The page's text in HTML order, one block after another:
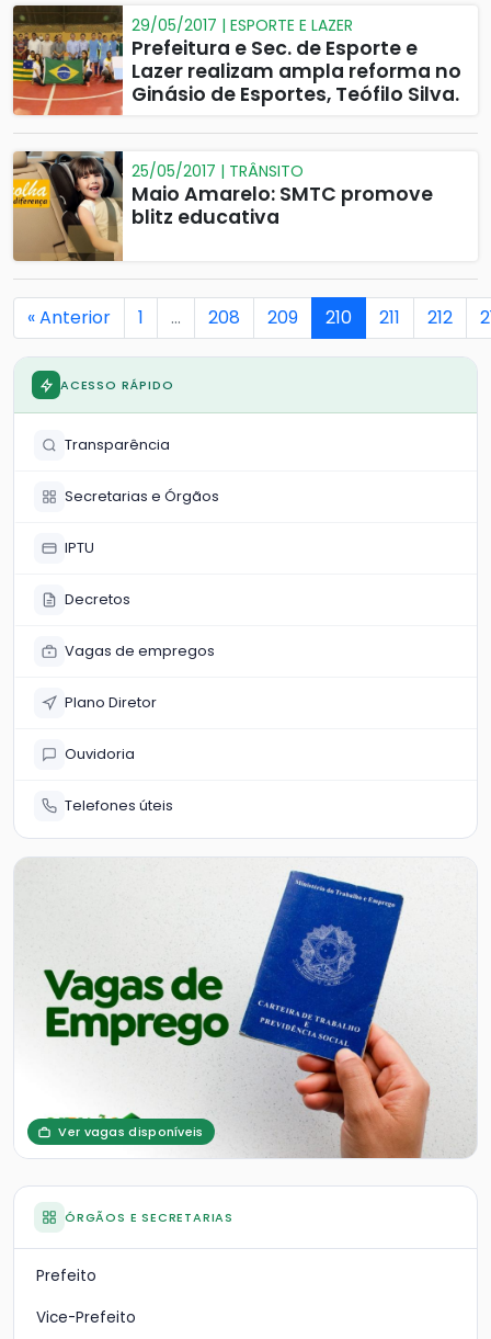
29/05/2017 | ESPORTE E LAZER
Prefeitura e Sec. de Esporte e
Lazer realizam ampla reforma no
Ginásio de Esportes, Teófilo Silva.
25/05/2017 | TRÂNSITO
Maio Amarelo: SMTC promove
blitz educativa
« Anterior 1 … 208 209 210 211 212
ACESSO RÁPIDO
Transparência
Secretarias e Órgãos
IPTU
Decretos
Vagas de empregos
Plano Diretor
Ouvidoria
Telefones úteis
Ver vagas disponíveis
ÓRGÃOS E SECRETARIAS
Prefeito
Vice-Prefeito